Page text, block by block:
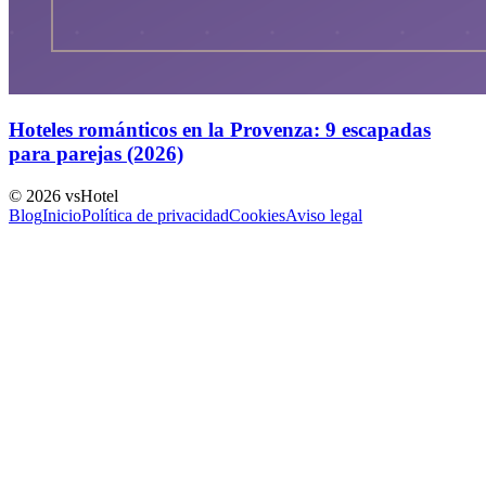
Hoteles románticos en la Provenza: 9 escapadas
para parejas (2026)
© 2026 vsHotel
BlogInicioPolítica de privacidadCookiesAviso legal